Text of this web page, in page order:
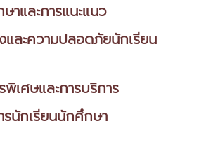
าและการแนะแนว
ละความปลอดภัยนักเรียน
พิเศษและการบริการ
นักเรียนนักศึกษา